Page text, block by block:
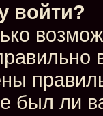
войти?
был ли